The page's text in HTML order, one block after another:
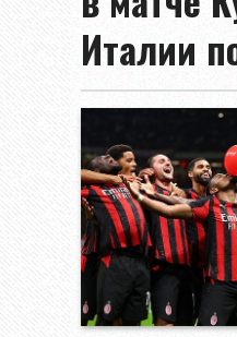
Италии